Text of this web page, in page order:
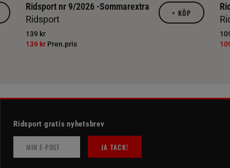
Ridsport nr 9/2026 -Sommarextra
Ridsport
139 kr
139 kr Pren.pris
+ KÖP
Ridsport gratis nyhetsbrev
JA TACK!